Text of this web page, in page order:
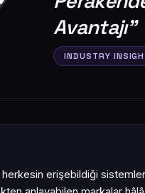
Avantajı"
INDUSTRY
herkesin erişebildiği